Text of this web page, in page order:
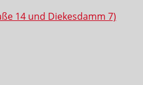
14 und Diekesdamm 7)